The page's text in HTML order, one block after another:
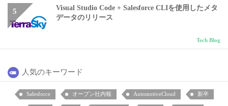
Visual Studio Code + Salesforce CLIを使用したメタ
データのリリース
Tech Blog
人気のキーワード
Salesforce オープン社内報 AutomotiveCloud 新卒